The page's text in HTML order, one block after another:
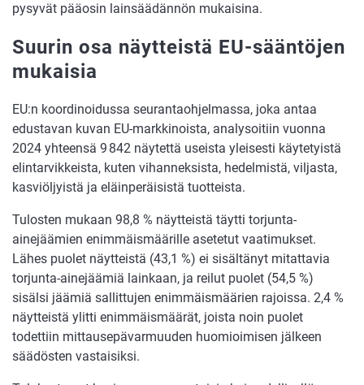
pysyvät pääosin lainsäädännön mukaisina.
Suurin osa näytteistä EU-sääntöjen
mukaisia
EU:n koordinoidussa seurantaohjelmassa, joka antaa
edustavan kuvan EU-markkinoista, analysoitiin vuonna
2024 yhteensä 9 842 näytettä useista yleisesti käytetyistä
elintarvikkeista, kuten vihanneksista, hedelmistä, viljasta,
kasviöljyistä ja eläinperäisistä tuotteista.
Tulosten mukaan 98,8 % näytteistä täytti torjunta-
ainejäämien enimmäismäärille asetetut vaatimukset.
Lähes puolet näytteistä (43,1 %) ei sisältänyt mitattavia
torjunta-ainejäämiä lainkaan, ja reilut puolet (54,5 %)
sisälsi jäämiä sallittujen enimmäismäärien rajoissa. 2,4 %
näytteistä ylitti enimmäismäärät, joista noin puolet
todettiin mittausepävarmuuden huomioimisen jälkeen
säädösten vastaisiksi.